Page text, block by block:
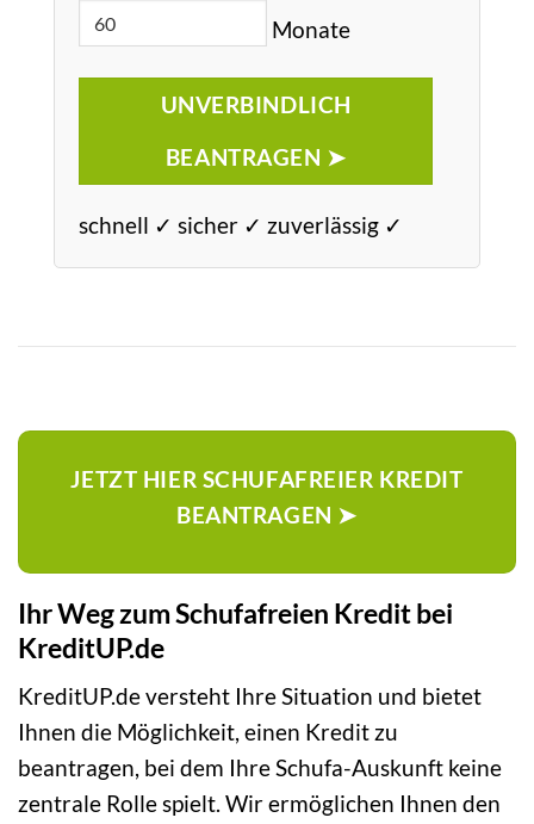
Monate
UNVERBINDLICH
BEANTRAGEN ➤
schnell ✓ sicher ✓ zuverlässig ✓
JETZT HIER SCHUFAFREIER KREDIT
BEANTRAGEN ➤
Ihr Weg zum Schufafreien Kredit bei
KreditUP.de
KreditUP.de versteht Ihre Situation und bietet
Ihnen die Möglichkeit, einen Kredit zu
beantragen, bei dem Ihre Schufa-Auskunft keine
zentrale Rolle spielt. Wir ermöglichen Ihnen den